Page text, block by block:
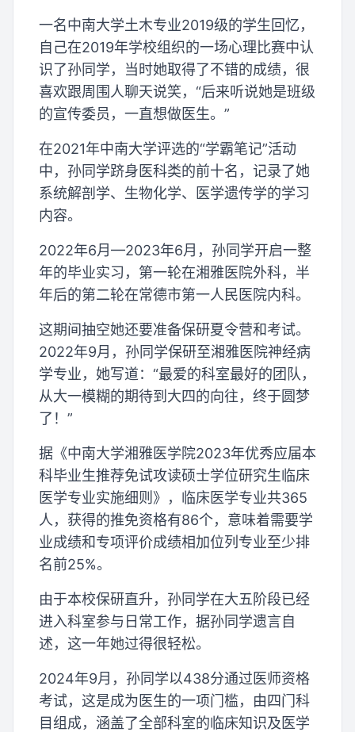
一名中南大学土木专业2019级的学生回忆，
自己在2019年学校组织的一场心理比赛中认
识了孙同学，当时她取得了不错的成绩，很
喜欢跟周围人聊天说笑，“后来听说她是班级
的宣传委员，一直想做医生。”
在2021年中南大学评选的“学霸笔记”活动
中，孙同学跻身医科类的前十名，记录了她
系统解剖学、生物化学、医学遗传学的学习
内容。
2022年6月—2023年6月，孙同学开启一整
年的毕业实习，第一轮在湘雅医院外科，半
年后的第二轮在常德市第一人民医院内科。
这期间抽空她还要准备保研夏令营和考试。
2022年9月，孙同学保研至湘雅医院神经病
学专业，她写道：“最爱的科室最好的团队，
从大一模糊的期待到大四的向往，终于圆梦
了！”
据《中南大学湘雅医学院2023年优秀应届本
科毕业生推荐免试攻读硕士学位研究生临床
医学专业实施细则》，临床医学专业共365
人，获得的推免资格有86个，意味着需要学
业成绩和专项评价成绩相加位列专业至少排
名前25%。
由于本校保研直升，孙同学在大五阶段已经
进入科室参与日常工作，据孙同学遗言自
述，这一年她过得很轻松。
2024年9月，孙同学以438分通过医师资格
考试，这是成为医生的一项门槛，由四门科
目组成，涵盖了全部科室的临床知识及医学